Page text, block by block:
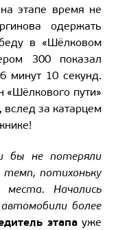
этапе время не
одержать
в «Шёлковом
300 показал
минут 10 секунд.
«Шёлкового пути»
вслед за катарцем
бы не потеряли
потихоньку
Начались
более
этапауже